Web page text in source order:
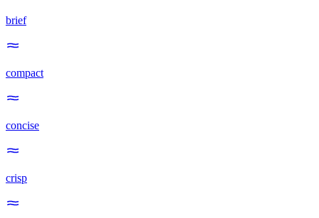
brief
compact
concise
crisp